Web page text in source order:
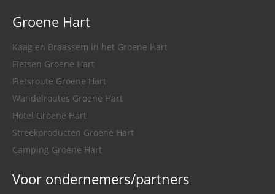
Groene Hart
Kaag en Braassem in het Groene Hart
Fietsen Groene Hart
Fietsroute Groene Hart
Wandelroutes Groene Hart
Hotel Groene Hart
Streekproducten Groene Hart
Camping Groene Hart
Voor ondernemers/partners